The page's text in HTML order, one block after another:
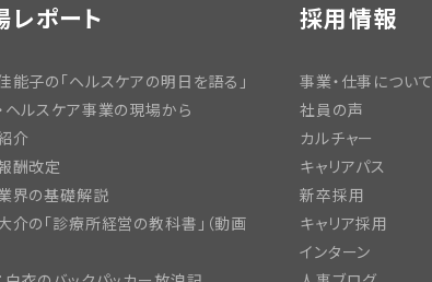
レポート
能子の「ヘルスケアの明日を語る」
ヘルスケア事業の現場から
介
酬改定
界の基礎解説
介の「診療所経営の教科書」（動画
採用情報
事業・仕事について
社員の声
カルチャー
キャリアパス
新卒採用
キャリア採用
インターン